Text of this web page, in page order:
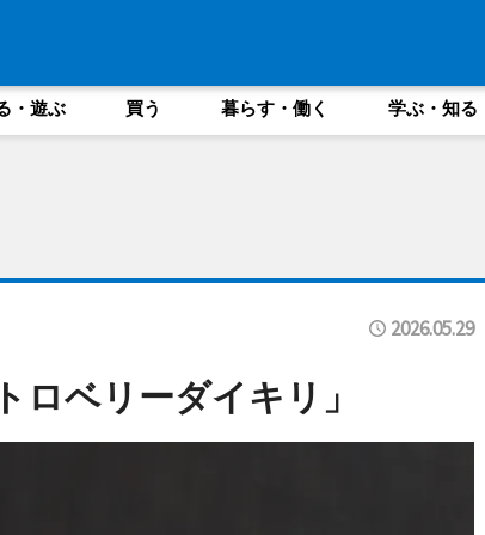
・遊ぶ 買う 暮らす・働く 学ぶ・知る
2026.05.29
ロベリーダイキリ」